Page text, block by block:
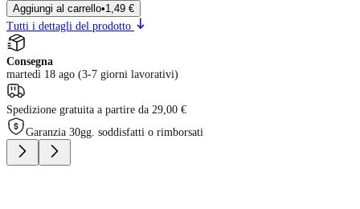
Aggiungi al carrello•1,49 €
Tutti i dettagli del prodotto
Consegna
martedì 18 ago (3-7 giorni lavorativi)
Spedizione gratuita a partire da 29,00 €
Garanzia 30gg. soddisfatti o rimborsati